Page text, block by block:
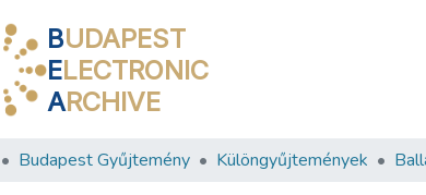
BUDAPEST
ELECTRONIC
ARCHIVE
Budapest Gyűjtemény Különgyűjtemények